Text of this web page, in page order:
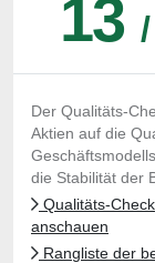
13
Der Qualitäts-
Aktien auf die
die Stabilität der
Qualitäts-Check
anschauen
Rangliste der